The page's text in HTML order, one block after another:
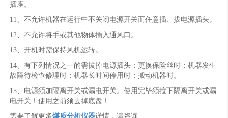
插座。
11、不允许机器在运行中不关闭电源开关而任意插、拔电源插头。
12、不允许将手或其他物体插入通风口。
13、开机时需保持风机运转。
14、有下列情况之一的需拔掉电源插头：更换保险丝时；机器发生
故障待检查修理时；机器长时间停用时；搬动机器时。
15、电源须加隔离开关或漏电开关。使用完毕须拉下隔离开关或漏
电开关！使用之前须去掉底盘！
需要了解更多煤质分析仪器详情，请咨询